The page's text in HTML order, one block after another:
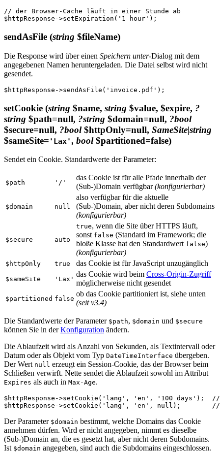
// der Browser-Cache läuft in einer Stunde ab
sendAsFile (string $fileName)
Die Response wird über einen Speichern unter-Dialog mit dem
angegebenen Namen heruntergeladen. Die Datei selbst wird nicht
gesendet.
setCookie (string $name, string $value, $expire, ?
string $path=null, ?string $domain=null, ?bool
$secure=null, ?bool$httpOnly=null, SameSite|string
$sameSite= 'Lax', bool$partitioned=false)
Sendet ein Cookie. Standardwerte der Parameter:
$path '/'
das Cookie ist für alle Pfade innerhalb der
(Sub-)Domain verfügbar(konfigurierbar)
$domain null
also verfügbar für die aktuelle
(Sub-)Domain, aber nicht deren Subdomains
(konfigurierbar)
$secure auto
true, wenn die Site über HTTPS läuft,
sonst false (Standard im Framework; die
bloße Klasse hat den Standardwert false)
(konfigurierbar)
$httpOnly true das Cookie ist für JavaScript unzugänglich
$sameSite 'Lax'
das Cookie wird beim Cross-Origin-Zugriff
möglicherweise nicht gesendet
$partitioned false
ob das Cookie partitioniert ist, siehe unten
(seit v3.4)
Die Standardwerte der Parameter $path, $domain und $secure
können Sie in derKonfiguration ändern.
Die Ablaufzeit wird als Anzahl von Sekunden, als Textintervall oder
Datum oder als Objekt vom Typ DateTimeInterface übergeben.
Der Wert null erzeugt ein Session-Cookie, das der Browser beim
Schließen verwirft. Nette sendet die Ablaufzeit sowohl im Attribut
Expires als auch in Max-Age.
$httpResponse->setCookie('lang', 'en', '100 days');
Der Parameter $domain bestimmt, welche Domains das Cookie
annehmen dürfen. Wird er nicht angegeben, nimmt es dieselbe
(Sub-)Domain an, die es gesetzt hat, aber nicht deren Subdomains.
Ist $domain angegeben, sind auch die Subdomains eingeschlossen.